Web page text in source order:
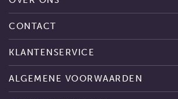
CONTACT
KLANTENSERVICE
ALGEMENE VOORWAARDEN